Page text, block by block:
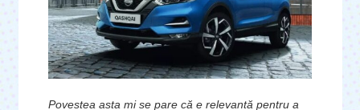
Povestea asta mi se pare că e relevantă pentru a